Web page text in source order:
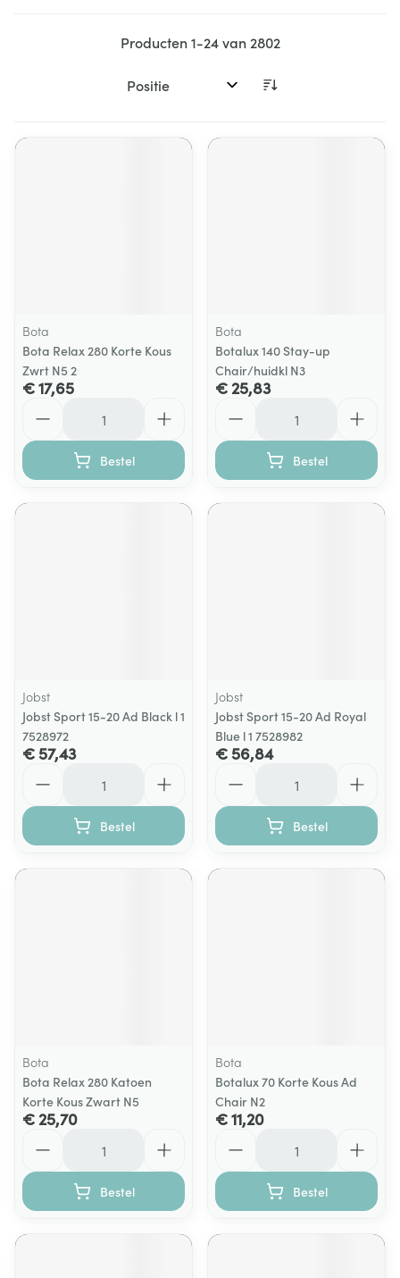
Producten1-24van 2802
Sorteer op:
Bota
Bota Relax 280 Korte Kous
Zwrt N5 2
€ 17,65
Bestel
Bota
Botalux 140 Stay-up
Chair/huidkl N3
€ 25,83
Bestel
Jobst
Jobst Sport 15-20 Ad Black l 1
7528972
€ 57,43
Bestel
Jobst
Jobst Sport 15-20 Ad Royal
Blue l 1 7528982
€ 56,84
Bestel
Bota
Bota Relax 280 Katoen
Korte Kous Zwart N5
€ 25,70
Bestel
Bota
Botalux 70 Korte Kous Ad
Chair N2
€ 11,20
Bestel